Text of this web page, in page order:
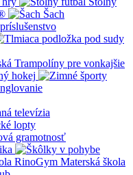
Šach
Trampolíny pre vonkajšie
hokej
televízia
lopty
gramotnosť
Materská škola